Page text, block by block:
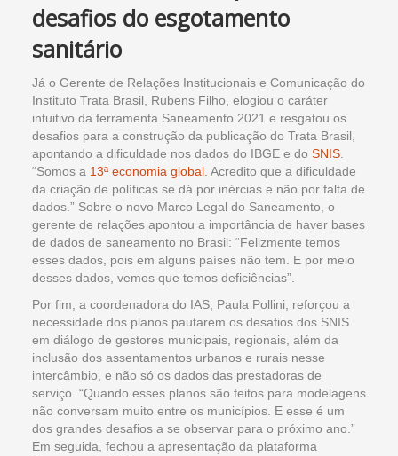
desafios do esgotamento
sanitário
Já o Gerente de Relações Institucionais e Comunicação do
Instituto Trata Brasil, Rubens Filho, elogiou o caráter
intuitivo da ferramenta Saneamento 2021 e resgatou os
desafios para a construção da publicação do Trata Brasil,
apontando a dificuldade nos dados do IBGE e do SNIS.
“Somos a 13ª economia global. Acredito que a dificuldade
da criação de políticas se dá por inércias e não por falta de
dados.” Sobre o novo Marco Legal do Saneamento, o
gerente de relações apontou a importância de haver bases
de dados de saneamento no Brasil: “Felizmente temos
esses dados, pois em alguns países não tem. E por meio
desses dados, vemos que temos deficiências”.
Por fim, a coordenadora do IAS, Paula Pollini, reforçou a
necessidade dos planos pautarem os desafios dos SNIS
em diálogo de gestores municipais, regionais, além da
inclusão dos assentamentos urbanos e rurais nesse
intercâmbio, e não só os dados das prestadoras de
serviço. “Quando esses planos são feitos para modelagens
não conversam muito entre os municípios. E esse é um
dos grandes desafios a se observar para o próximo ano.”
Em seguida, fechou a apresentação da plataforma